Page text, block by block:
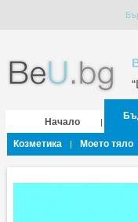
Начало |
Козметика
| Моето тяло